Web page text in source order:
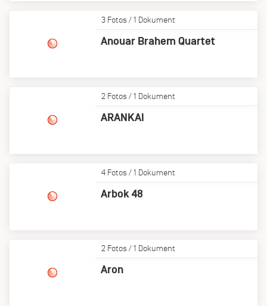
3 Fotos / 1 Dokument
Anouar Brahem Quartet
2 Fotos / 1 Dokument
ARANKAI
4 Fotos / 1 Dokument
Arbok 48
2 Fotos / 1 Dokument
Aron